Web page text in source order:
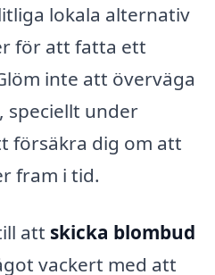
lokala alternativ
för att fatta ett
inte att överväga
speciellt under
försäkra dig om att
fram i tid.
att skicka blombud
vackert med att